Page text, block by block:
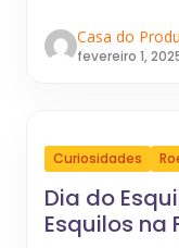
Casa do
fevereiro 1,
Curiosidades
Dia do
Esquilos na